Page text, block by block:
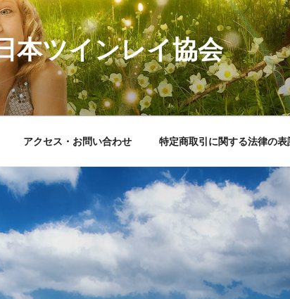
本ツインレイ協会
アクセス・お問い合わせ 特定商取引に関する法律の表